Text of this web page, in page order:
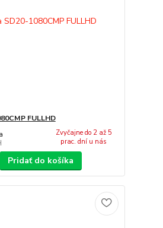
FULLHD
Zvyčajne do 2 až 5
prac. dní u nás
Pridať do košíka